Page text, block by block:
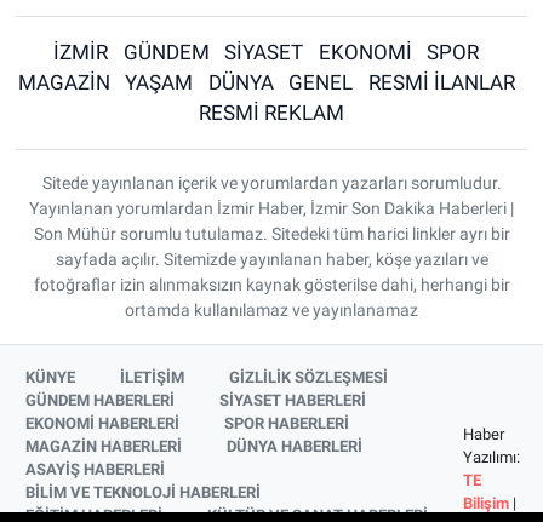
İZMİR GÜNDEM SİYASET EKONOMİ
SPOR
MAGAZİN
YAŞAM DÜNYA GENEL
RESMİ İLANLAR
RESMİ REKLAM
Sitede yayınlanan içerik ve yorumlardan yazarları sorumludur.
Yayınlanan yorumlardan İzmir Haber, İzmir Son Dakika Haberleri |
Son Mühür sorumlu tutulamaz. Sitedeki tüm harici linkler ayrı bir
sayfada açılır. Sitemizde yayınlanan haber, köşe yazıları ve
fotoğraflar izin alınmaksızın kaynak gösterilse dahi, herhangi bir
ortamda kullanılamaz ve yayınlanamaz
KÜNYE İLETİŞİM
GİZLİLİK SÖZLEŞMESİ
GÜNDEM HABERLERİ
SİYASET HABERLERİ
EKONOMİ HABERLERİ
SPOR HABERLERİ
MAGAZİN HABERLERİ
DÜNYA HABERLERİ
ASAYİŞ HABERLERİ
BİLİM VE TEKNOLOJİ HABERLERİ
EĞİTİM HABERLERİ
KÜLTÜR VE SANAT HABERLERİ
Haber
Yazılımı:
TE
Bilişim |